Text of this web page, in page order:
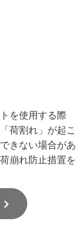
を使用する際
荷割れ」が起こ
きない場合があ
崩れ防止措置を